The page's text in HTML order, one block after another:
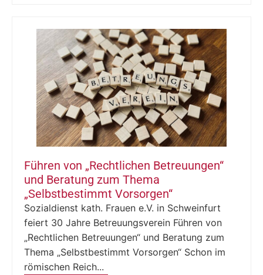
Führen von „Rechtlichen Betreuungen“
und Beratung zum Thema
„Selbstbestimmt Vorsorgen“
Sozialdienst kath. Frauen e.V. in Schweinfurt
feiert 30 Jahre Betreuungsverein Führen von
„Rechtlichen Betreuungen“ und Beratung zum
Thema „Selbstbestimmt Vorsorgen“ Schon im
römischen Reich...